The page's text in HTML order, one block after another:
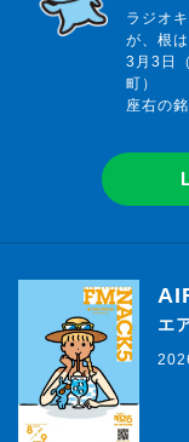
ラジオ
が、根
3月3日
町）
座右の
エ